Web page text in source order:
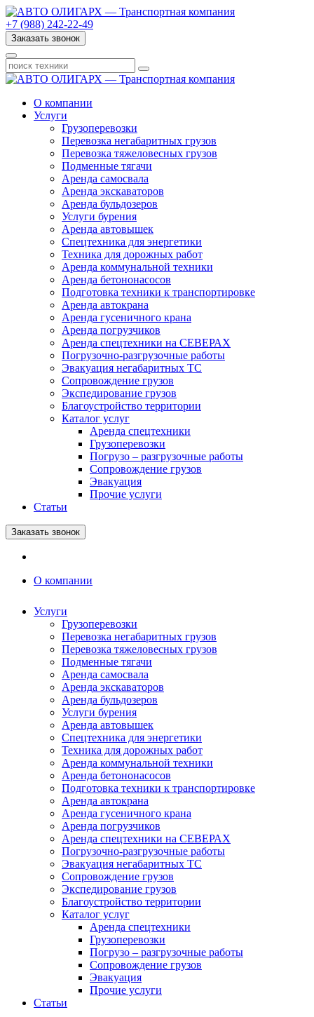
+7 (988) 242-22-49
Заказать звонок
О компании
Услуги
Грузоперевозки
Перевозка негабаритных грузов
Перевозка тяжеловесных грузов
Подменные тягачи
Аренда самосвала
Аренда экскаваторов
Аренда бульдозеров
Услуги бурения
Аренда автовышек
Спецтехника для энергетики
Техника для дорожных работ
Аренда коммунальной техники
Аренда бетононасосов
Подготовка техники к транспортировке
Аренда автокрана
Аренда гусеничного крана
Аренда погрузчиков
Аренда спецтехники на СЕВЕРАХ
Погрузочно-разгрузочные работы
Эвакуация негабаритных ТС
Сопровождение грузов
Экспедирование грузов
Благоустройство территории
Каталог услуг
Аренда спецтехники
Грузоперевозки
Погрузо – разгрузочные работы
Сопровождение грузов
Эвакуация
Прочие услуги
Статьи
Заказать звонок
О компании
Услуги
Грузоперевозки
Перевозка негабаритных грузов
Перевозка тяжеловесных грузов
Подменные тягачи
Аренда самосвала
Аренда экскаваторов
Аренда бульдозеров
Услуги бурения
Аренда автовышек
Спецтехника для энергетики
Техника для дорожных работ
Аренда коммунальной техники
Аренда бетононасосов
Подготовка техники к транспортировке
Аренда автокрана
Аренда гусеничного крана
Аренда погрузчиков
Аренда спецтехники на СЕВЕРАХ
Погрузочно-разгрузочные работы
Эвакуация негабаритных ТС
Сопровождение грузов
Экспедирование грузов
Благоустройство территории
Каталог услуг
Аренда спецтехники
Грузоперевозки
Погрузо – разгрузочные работы
Сопровождение грузов
Эвакуация
Прочие услуги
Статьи